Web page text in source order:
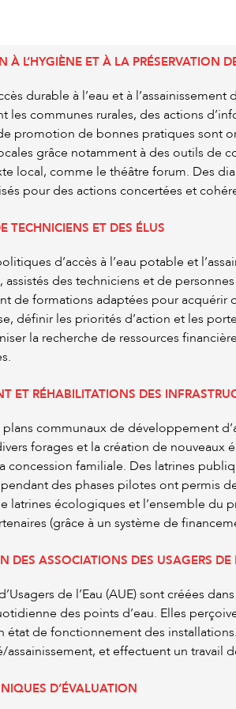
À L’HYGIÈNE ET À LA PRÉSERVATION
durable à l’eau et à l’assainissement
les communes rurales, des actions
promotion de bonnes pratiques sont
grâce notamment à des outils de
local, comme le théâtre forum. Des
pour des actions concertées et
TECHNICIENS ET DES ÉLUS
d’accès à l’eau potable et
assistés des techniciens et de
de formations adaptées pour acquérir
définir les priorités d’action et les
la recherche de ressources
ET RÉHABILITATIONS DES
plans communaux de développement
forages et la création de nouveaux
concession familiale. Des latrines
des phases pilotes ont permis
latrines écologiques et l’ensemble du
(grâce à un système de
DES ASSOCIATIONS DES USAGERS DE
de l’Eau (AUE) sont créées
des points d’eau. Elles
état de fonctionnement des
assainissement, et effectuent un travail
D’ÉVALUATION